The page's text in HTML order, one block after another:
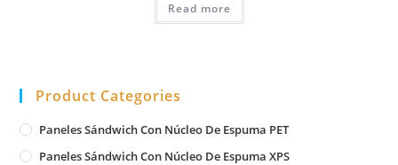
Read more
Product Categories
Paneles Sándwich Con Núcleo De Espuma PET
Paneles Sándwich Con Núcleo De Espuma XPS